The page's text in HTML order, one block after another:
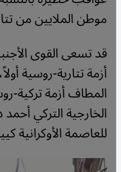
موطن الملايين من
قد تسعى القوى
أزمة تتارية-روسية
المطاف أزمة تركية-
الخارجية التركي
للعاصمة الأوكرانية